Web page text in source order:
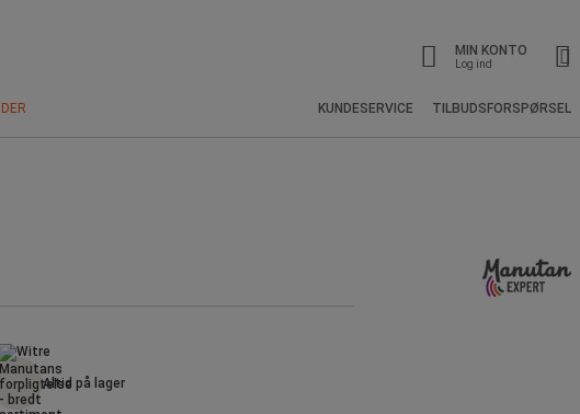
MIN KONTO
Log ind
KUNDESERVICE TILBUDSFORSPØRSEL
Altid på lager